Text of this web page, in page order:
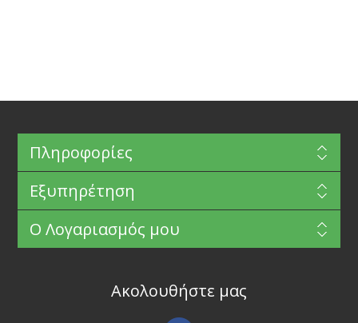
Πληροφορίες
Εξυπηρέτηση
Ο Λογαριασμός μου
Ακολουθήστε μας